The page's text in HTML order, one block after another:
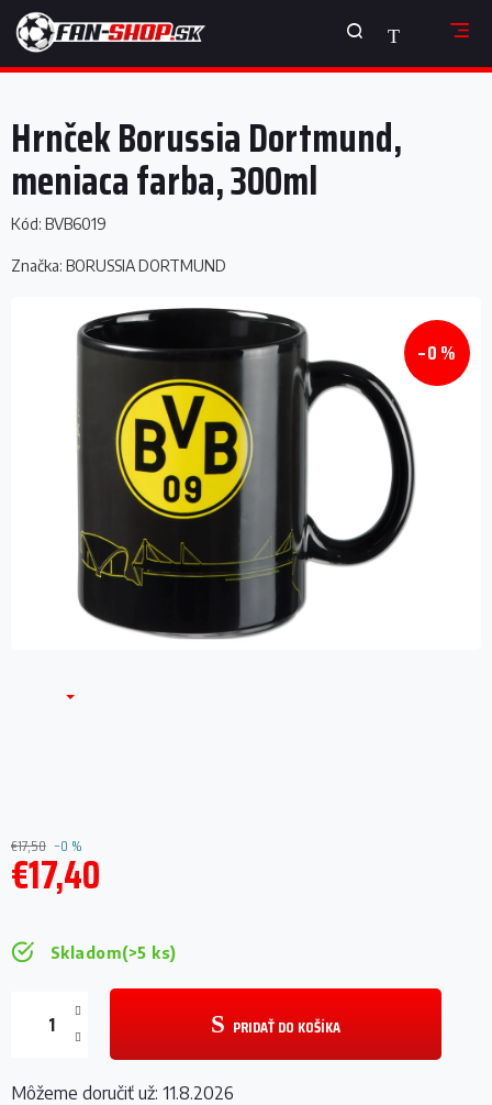
Prejsť
obsah
NÁKUPNÝ
KOŠÍK
Hrnček Borussia Dortmund,
meniaca farba, 300ml
Kód: BVB6019
Značka: BORUSSIA DORTMUND
–0 %
€17,50 –0 %
€17,40
Skladom(>5 ks)
PRIDAŤ DO KOŠÍKA
Môžeme doručiť už: 11.8.2026